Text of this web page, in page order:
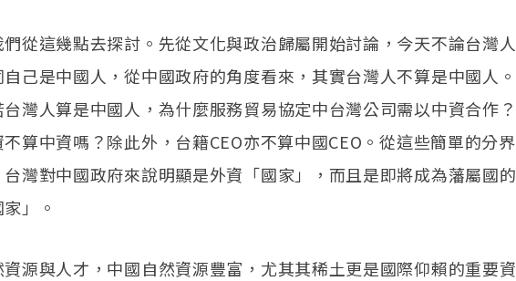
從這幾點去探討。先從文化與政治歸屬開始討論，今天不論台灣人
己是中國人，從中國政府的角度看來，其實台灣人不算是中國人。
台灣人算是中國人，為什麼服務貿易協定中台灣公司需以中資合作？
算中資嗎？除此外，台籍CEO亦不算中國CEO。從這些簡單的分界
台灣對中國政府來說明顯是外資「國家」，而且是即將成為藩屬國的
」。
源與人才，中國自然資源豐富，尤其其稀土更是國際仰賴的重要資